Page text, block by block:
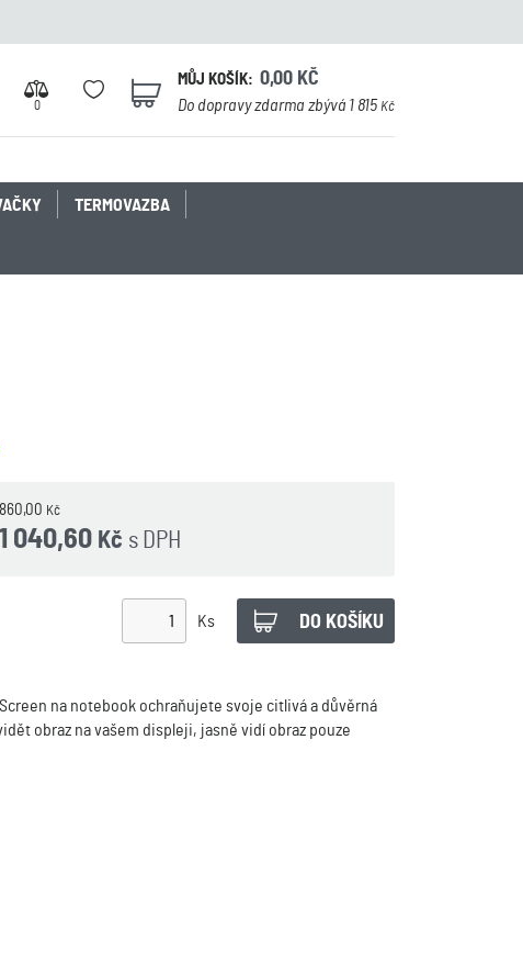
0
0
MŮJ KOŠÍK: 0,00 KČ
Do dopravy zdarma zbývá 1 815Kč
TERMOVAZBA
860,00 Kč
s DPH
1 040,60 Kč
Ks
na notebook ochraňujete svoje citlivá a důvěrná
obraz na vašem displeji, jasně vidí obraz pouze